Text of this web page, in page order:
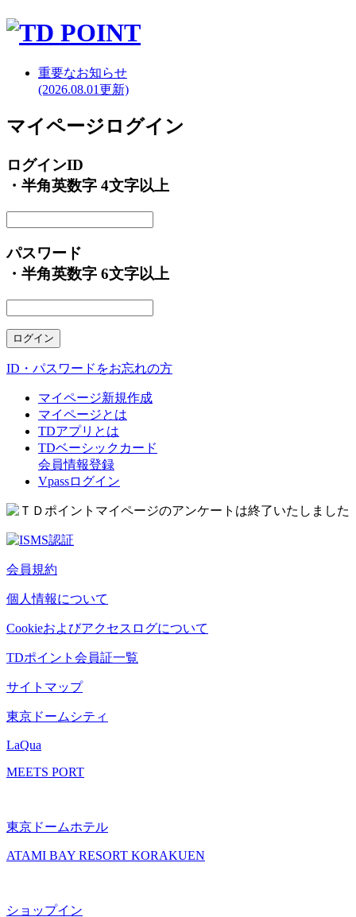
重要なお知らせ
(2026.08.01更新)
マイページログイン
ログインID
・半角英数字 4文字以上
パスワード
・半角英数字 6文字以上
ID・パスワードをお忘れの方
マイページ新規作成
マイページとは
TDアプリとは
TDベーシックカード
会員情報登録
Vpassログイン
会員規約
個人情報について
Cookieおよびアクセスログについて
TDポイント会員証一覧
サイトマップ
東京ドームシティ
LaQua
MEETS PORT
東京ドームホテル
ATAMI BAY RESORT KORAKUEN
ショップイン